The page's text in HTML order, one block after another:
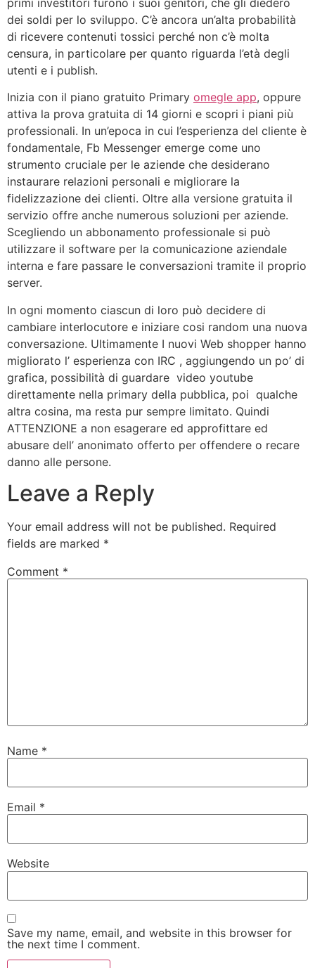
dei soldi per lo sviluppo. C’è ancora un’alta probabilità
di ricevere contenuti tossici perché non c’è molta
censura, in particolare per quanto riguarda l’età degli
utenti e i publish.
Inizia con il piano gratuito Primary omegle app, oppure
attiva la prova gratuita di 14 giorni e scopri i piani più
professionali. In un’epoca in cui l’esperienza del cliente è
fondamentale, Fb Messenger emerge come uno
strumento cruciale per le aziende che desiderano
instaurare relazioni personali e migliorare la
fidelizzazione dei clienti. Oltre alla versione gratuita il
servizio offre anche numerous soluzioni per aziende.
Scegliendo un abbonamento professionale si può
utilizzare il software per la comunicazione aziendale
interna e fare passare le conversazioni tramite il proprio
server.
In ogni momento ciascun di loro può decidere di
cambiare interlocutore e iniziare cosi random una nuova
conversazione. Ultimamente I nuovi Web shopper hanno
migliorato l’ esperienza con IRC , aggiungendo un po’ di
grafica, possibilità di guardare video youtube
direttamente nella primary della pubblica, poi qualche
altra cosina, ma resta pur sempre limitato. Quindi
ATTENZIONE a non esagerare ed approfittare ed
abusare dell’ anonimato offerto per offendere o recare
danno alle persone.
Leave a Reply
Your email address will not be published. Required
fields are marked *
Comment *
Name *
Email *
Website
Save my name, email, and website in this browser for
the next time I comment.